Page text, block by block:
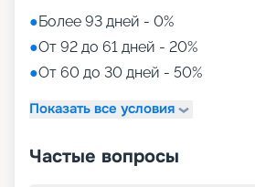
●Более 93 дней - 0%
●От 92 до 61 дней - 20%
●От 60 до 30 дней - 50%
Показать все условия
Частые вопросы